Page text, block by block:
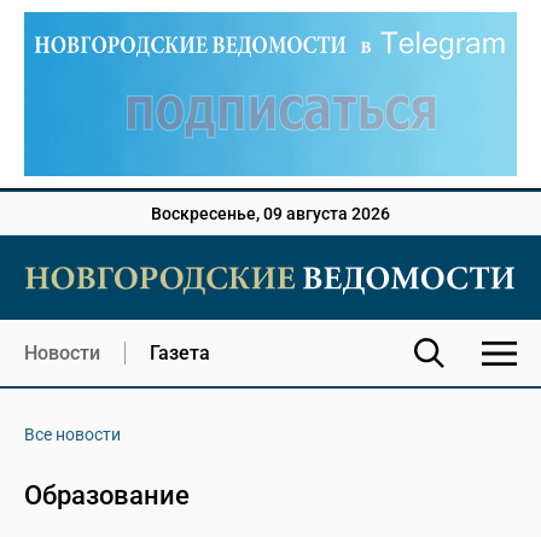
Воскресенье, 09 августа 2026
Новости Газета
Все новости
Образование